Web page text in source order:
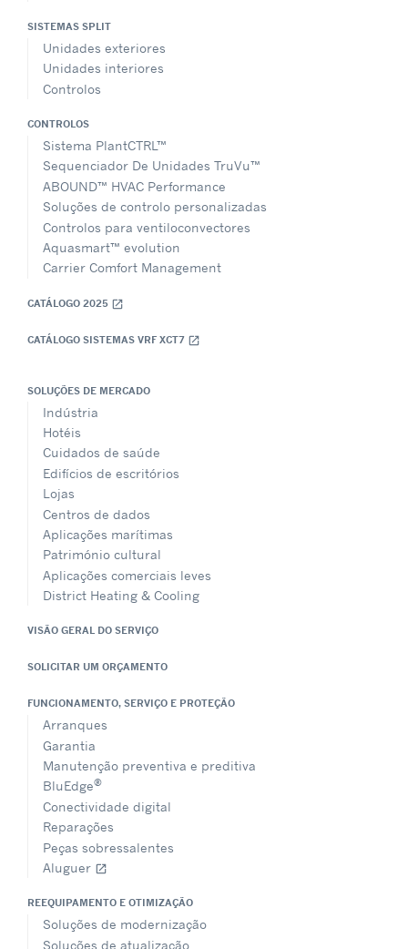
SISTEMAS SPLIT
Unidades exteriores
Unidades interiores
Controlos
CONTROLOS
Sistema PlantCTRL™
Sequenciador De Unidades TruVu™
ABOUND™ HVAC Performance
Soluções de controlo personalizadas
Controlos para ventiloconvectores
Aquasmart™ evolution
Carrier Comfort Management
CATÁLOGO 2025 open_in_new
CATÁLOGO SISTEMAS VRF XCT7 open_in_new
SOLUÇÕES DE MERCADO
Indústria
Hotéis
Cuidados de saúde
Edifícios de escritórios
Lojas
Centros de dados
Aplicações marítimas
Património cultural
Aplicações comerciais leves
District Heating & Cooling
VISÃO GERAL DO SERVIÇO
SOLICITAR UM ORÇAMENTO
FUNCIONAMENTO, SERVIÇO E PROTEÇÃO
Arranques
Garantia
Manutenção preventiva e preditiva
BluEdge®
Conectividade digital
Reparações
Peças sobressalentes
Aluguer open_in_new
REEQUIPAMENTO E OTIMIZAÇÃO
Soluções de modernização
Soluções de atualização